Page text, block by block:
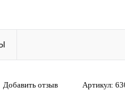
Добавить отзыв Артикул: